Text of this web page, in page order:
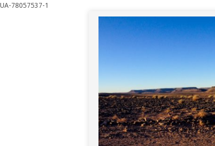
UA-78057537-1